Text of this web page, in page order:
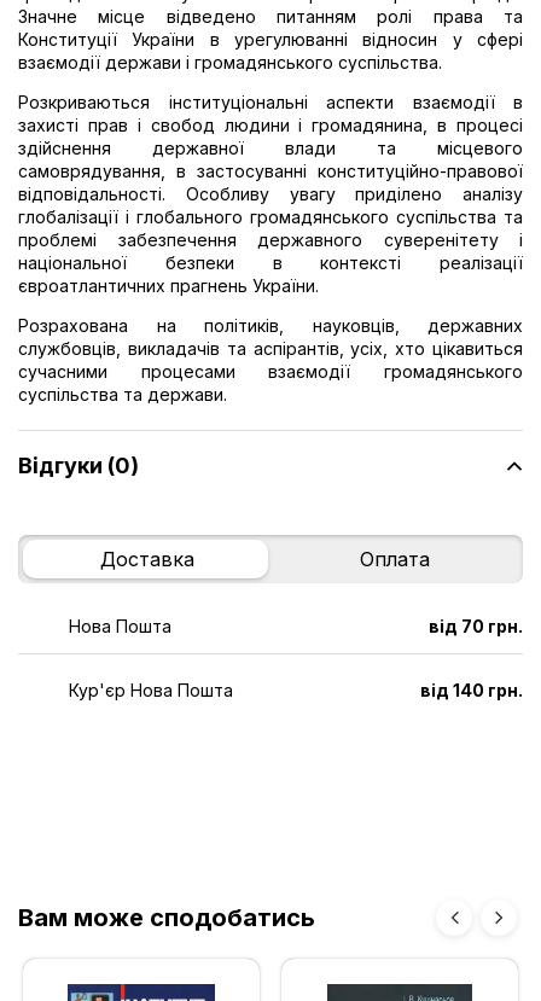
Значне місце відведено питанням ролі права та
Конституції України в урегулюванні відносин у сфері
взаємодії держави і громадянського суспільства.
Розкриваються інституціональні аспекти взаємодії в
захисті прав і свобод людини і громадянина, в процесі
здійснення державної влади та місцевого
самоврядування, в застосуванні конституційно-правової
відповідальності. Особливу увагу приділено аналізу
глобалізації і глобального громадянського суспільства та
проблемі забезпечення державного суверенітету і
національної безпеки в контексті реалізації
євроатлантичних прагнень України.
Розрахована на політиків, науковців, державних
службовців, викладачів та аспірантів, усіх, хто цікавиться
сучасними процесами взаємодії громадянського
суспільства та держави.
Відгуки (0)
Доставка Оплата
Нова Пошта від 70 грн.
Кур'єр Нова Пошта від 140 грн.
Вам може сподобатись